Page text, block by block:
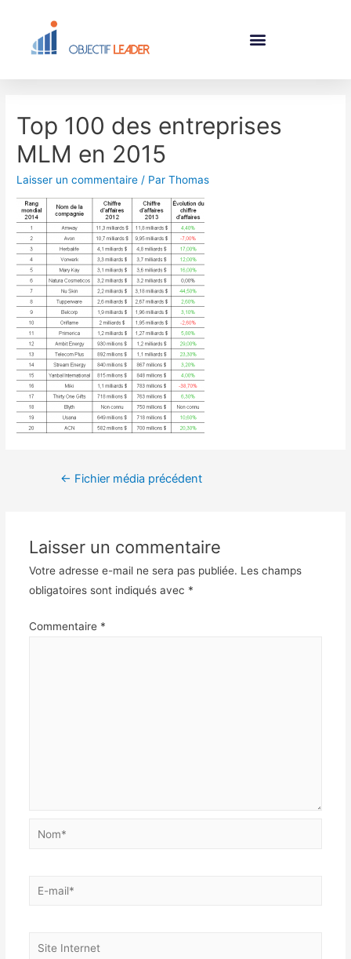
Top 100 des entreprises
MLM en 2015
Laisser un commentaire / ParThomas
← Fichier média précédent
Laisser un commentaire
Votre adresse e-mail ne sera pas publiée. Les champs
obligatoires sont indiqués avec *
Commentaire *